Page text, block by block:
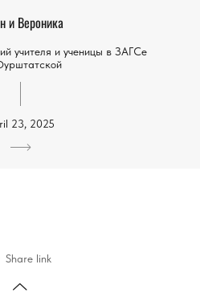
и Вероника
учителя и ученицы в ЗАГСе
23, 2025
Share link